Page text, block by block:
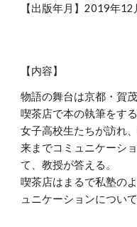
【出版年月】2019年12
【内容】
物語の舞台は京都・賀
喫茶店で本の執筆をす
女子高校生たちが訪れ
来までコミュニケーシ
て、教授が答える。
喫茶店はまるで私塾の
ュニケーションについ